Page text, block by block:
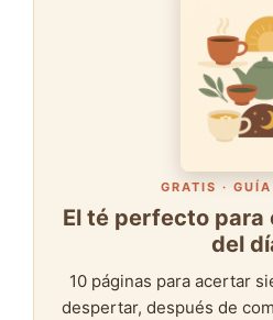
GRATIS ·
El té perfecto para
del
10 páginas para acertar
despertar, después de